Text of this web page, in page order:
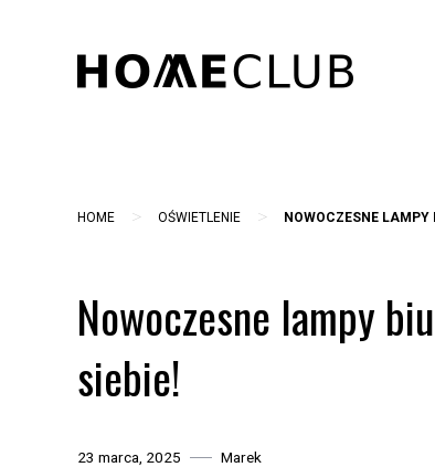
HOME > OŚWIETLENIE > NOWOCZESNE LAMPY
Nowoczesne lampy
siebie!
23 marca, 2025 Marek